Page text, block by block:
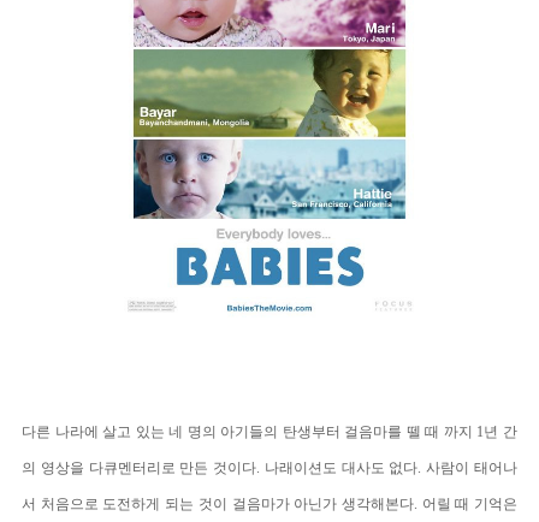
다른 나라에 살고 있는 네 명의 아기들의 탄생부터 걸음마를 뗄 때 까지 1년 간
의 영상을 다큐멘터리로 만든 것이다. 나래이션도 대사도 없다. 사람이 태어나
서 처음으로 도전하게 되는 것이 걸음마가 아닌가 생각해본다. 어릴 때 기억은